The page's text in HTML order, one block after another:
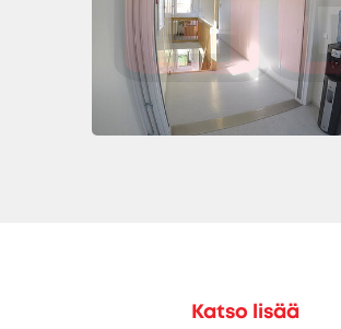
Katso lisää